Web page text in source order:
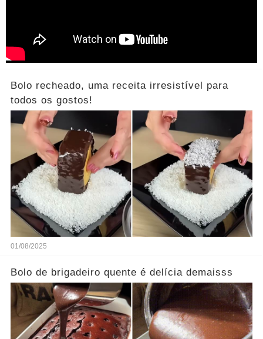
Bolo recheado, uma receita irresistível para
todos os gostos!
01/08/2025
Bolo de brigadeiro quente é delícia demaisss